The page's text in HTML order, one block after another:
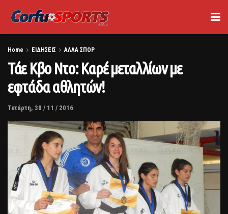
Home ΕΙΔΗΣΕΙΣ ΑΛΛΑ ΣΠΟΡ
Τάε Κβο Ντο: Καρέ μεταλλίων με
εφτάδα αθλητών!
Τετάρτη, 30 / 11 / 2016